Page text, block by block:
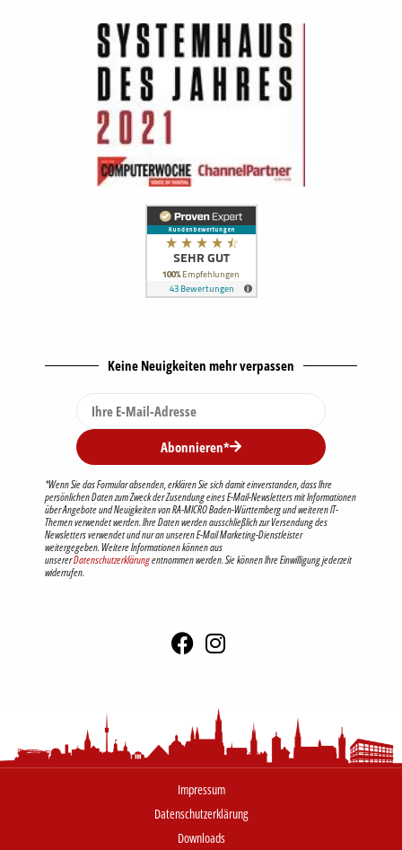
Keine Neuigkeiten mehr verpassen
Abonnieren*
*Wenn Sie das Formular absenden, erklären Sie sich damit einverstanden, dass Ihre
persönlichen Daten zum Zweck der Zusendung eines E-Mail-Newsletters mit Informationen
über Angebote und Neuigkeiten von RA-MICRO Baden-Württemberg und weiteren IT-
Themen verwendet werden. Ihre Daten werden ausschließlich zur Versendung des
Newsletters verwendet und nur an unseren E-Mail Marketing-Dienstleister
weitergegeben. Weitere Informationen können aus
unsererDatenschutzerklärungentnommen werden. Sie können Ihre Einwilligung jederzeit
widerrufen.
Impressum
Datenschutzerklärung
Downloads